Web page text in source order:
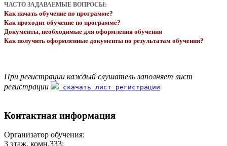
ЧАСТО ЗАДАВАЕМЫЕ ВОПРОСЫ:
Как начать обучение по программе?
Как проходит обучение по программе?
Документы, необходимые для оформления обучения
Как получить оформленные документы по результатам обучения?
При регистрации каждый слушатель заполняет лист
регистрации
скачать лист регистрации
Контактная информация
Организатор обучения:
3 этаж, комн.333;